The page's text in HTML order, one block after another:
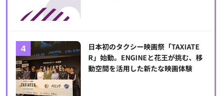
日本初のタクシー映画祭「TAXIATE
R」始動。ENGINEと花王が挑む、移
動空間を活用した新たな映画体験